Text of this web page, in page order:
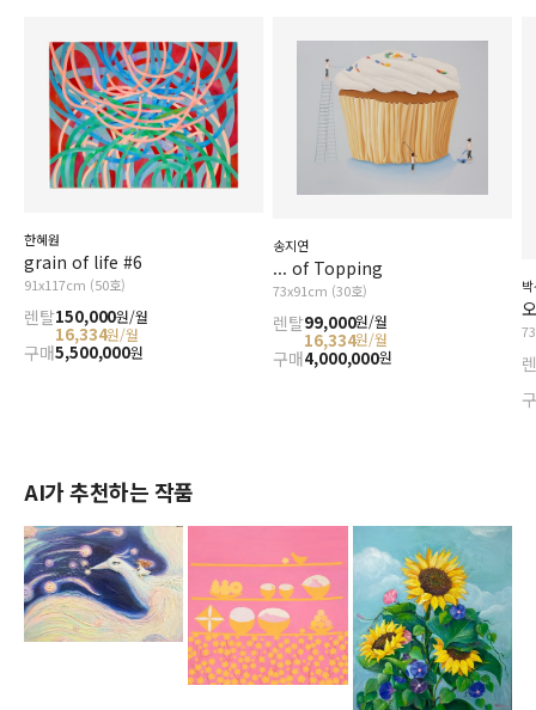
한혜원
grain of life #6
91x117cm (50호)
렌탈150,000원/월
16,334원/월
구매5,500,000원
송지연
... of Topping
73x91cm (30호)
렌탈99,000원/월
16,334원/월
구매4,000,000원
AI가 추천하는 작품